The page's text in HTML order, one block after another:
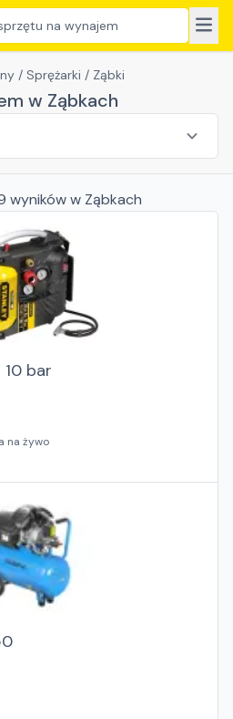
na wynajem
/ Sprężarki / Ząbki
w Ząbkach
wynikóww Ząbkach
bar
na żywo